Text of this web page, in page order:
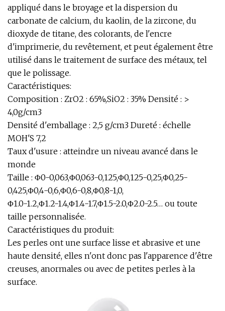
appliqué dans le broyage et la dispersion du
carbonate de calcium, du kaolin, de la zircone, du
dioxyde de titane, des colorants, de l'encre
d'imprimerie, du revêtement, et peut également être
utilisé dans le traitement de surface des métaux, tel
que le polissage.
Caractéristiques:
Composition : ZrO2 : 65%,SiO2 : 35% Densité : >
4,0g/cm3
Densité d'emballage : 2,5 g/cm3 Dureté : échelle
MOH'S 7,2
Taux d'usure : atteindre un niveau avancé dans le
monde
Taille : Φ0-0,063,Φ0,063-0,125,Φ0,125-0,25,Φ0,25-
0,425,Φ0,4-0,6,Φ0,6-0,8,Φ0,8-1,0,
Φ1.0-1.2,Φ1.2-1.4,Φ1.4-1.7,Φ1.5-2.0,Φ2.0-2.5… ou toute
taille personnalisée.
Caractéristiques du produit:
Les perles ont une surface lisse et abrasive et une
haute densité, elles n'ont donc pas l'apparence d'être
creuses, anormales ou avec de petites perles à la
surface.